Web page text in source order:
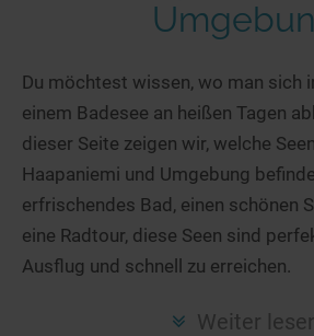
Radtouren am See
Kitesurfen
Kanu- & Kajaktouren
Badeseen in Deutschland
Genuss pur
Wellness am See
Gourmet-Urlaub
Urlaub an der Küste
Unterkünfte
Hotels am See
Ferienwohnungen
Hausboote
Camping
Aktiv-Urlaub
Kanu- & Kajak-Urlaub
Hausboote
Camping am See
Top-Hotels
Top-Hotel Empfehlungen
Familienhotels
Bike-Hotels
Seen in Deiner Nähe
Seen in Deutschland
Seen in Europa
Strandbad-Verzeichnis
Überwachte Badestellen
Hunde am See
Du möchtest wissen, wo man sich
einem Badesee an heißen Tagen
dieser Seite zeigen wir, welche
Haapaniemi und Umgebung
erfrischendes Bad, einen schönen
eine Radtour, diese Seen sind
Ausflug und schnell zu erreichen.
Weiter